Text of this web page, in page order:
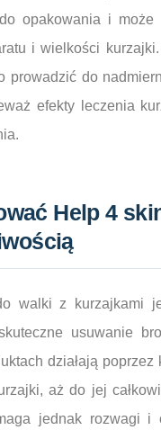
opakowania i
i wielkości
prowadzić do
efekty leczenia
Help 4
walki z kurzajkami
usuwanie
działają
aż do jej
jednak rozwagi